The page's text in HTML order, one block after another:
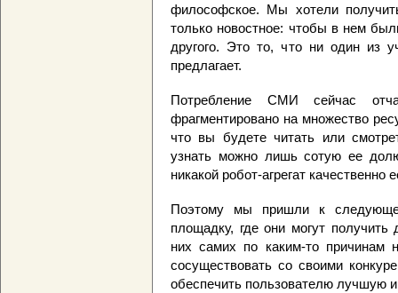
философское. Мы хотели
только новостное: чтобы в нем
другого. Это то, что ни один из
предлагает.
Потребление СМИ сейчас
фрагментировано на множество
что вы будете читать или
узнать можно лишь сотую ее
никакой робот-агрегат качественно
Поэтому мы пришли к
площадку, где они могут
них самих по каким-то причинам
сосуществовать со своими
обеспечить пользователю лучшую